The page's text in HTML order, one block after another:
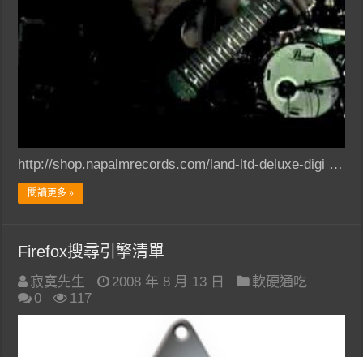
http://shop.napalmrecords.com/land-ltd-deluxe-digi …
閱讀更多 »
Firefox搜尋引擎清單
寂寞先生 2008 年 8 月 13 日
軟硬通吃
0
117